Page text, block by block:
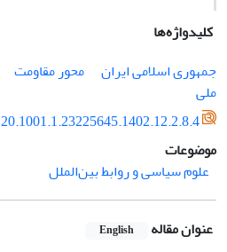
کلیدواژه‌ها
جمهوری اسلامی ایران
محور مقاومت
ملی
20.1001.1.23225645.1402.12.2.8.4
موضوعات
علوم سیاسی و روابط بین‌الملل
عنوان مقاله English